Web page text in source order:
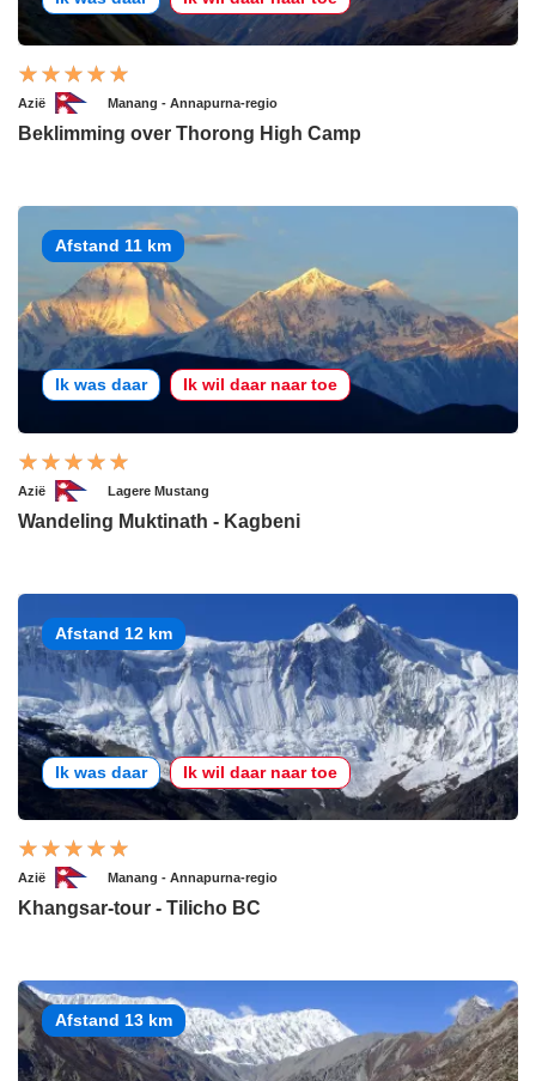
Azië Manang - Annapurna-regio
Beklimming over Thorong High Camp
Afstand 11 km
Ik was daar Ik wil daar naar toe
Azië Lagere Mustang
Wandeling Muktinath - Kagbeni
Afstand 12 km
Ik was daar Ik wil daar naar toe
Azië Manang - Annapurna-regio
Khangsar-tour - Tilicho BC
Afstand 13 km